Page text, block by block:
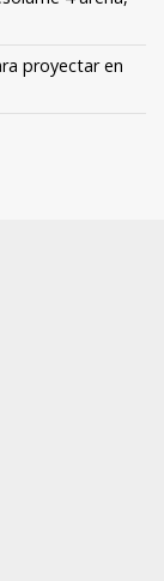
proyectar en